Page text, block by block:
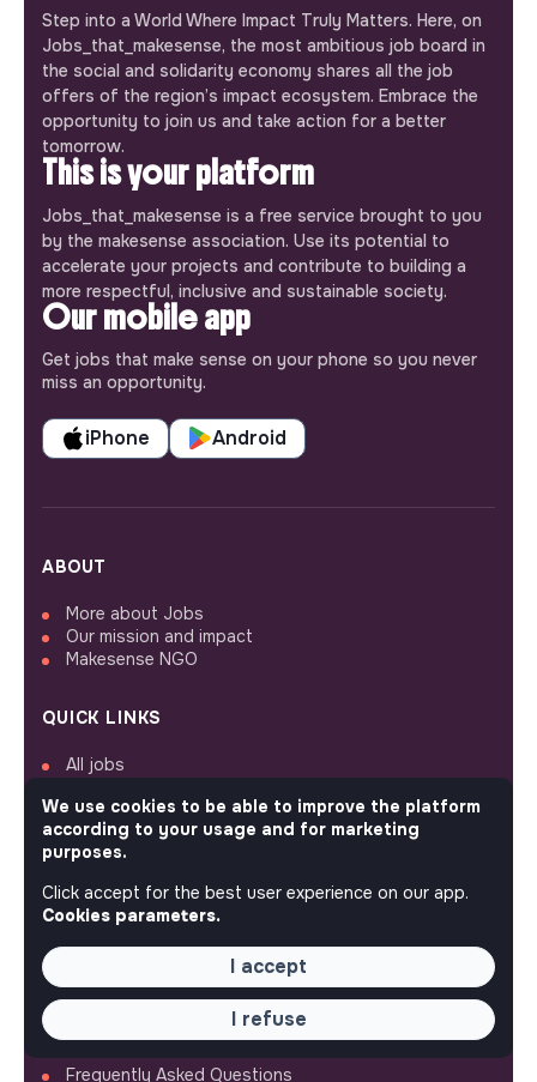
Step into a World Where Impact Truly Matters. Here, on
Jobs_that_makesense, the most ambitious job board in
the social and solidarity economy shares all the job
offers of the region’s impact ecosystem. Embrace the
opportunity to join us and take action for a better
tomorrow.
This is your platform
Jobs_that_makesense is a free service brought to you
by the makesense association. Use its potential to
accelerate your projects and contribute to building a
more respectful, inclusive and sustainable society.
Our mobile app
Get jobs that make sense on your phone so you never
miss an opportunity.
iPhone Android
ABOUT
More about Jobs
Our mission and impact
Makesense NGO
QUICK LINKS
All jobs
Media
Community
Post a job
Create an account
Edit my profile
Recruiter workspace
ASSISTANCE
Frequently Asked Questions
We use cookies to be able to improve the platform
according to your usage and for marketing
purposes.
Click accept for the best user experience on our app.
Cookies parameters.
I accept
I refuse